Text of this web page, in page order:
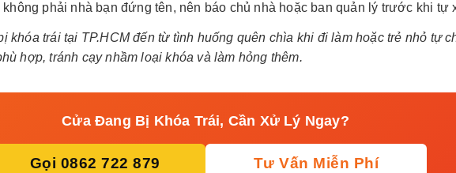
không phải nhà bạn đứng tên, nên báo chủ nhà hoặc ban quản lý trước khi tự
trái tại TP.HCM đến từ tình huống quên chìa khi đi làm hoặc trẻ nhỏ tự
hợp, tránh cạy nhầm loại khóa và làm hỏng thêm.
Cửa Đang Bị Khóa Trái, Cần Xử Lý Ngay?
Gọi 0862 722 879 Tư Vấn Miễn Phí